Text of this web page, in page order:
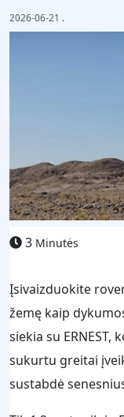
2026-06-21 .
3 Minutės
Įsivaizduokite
žemę kaip
siekia su
sukurtu greitai
sustabdė